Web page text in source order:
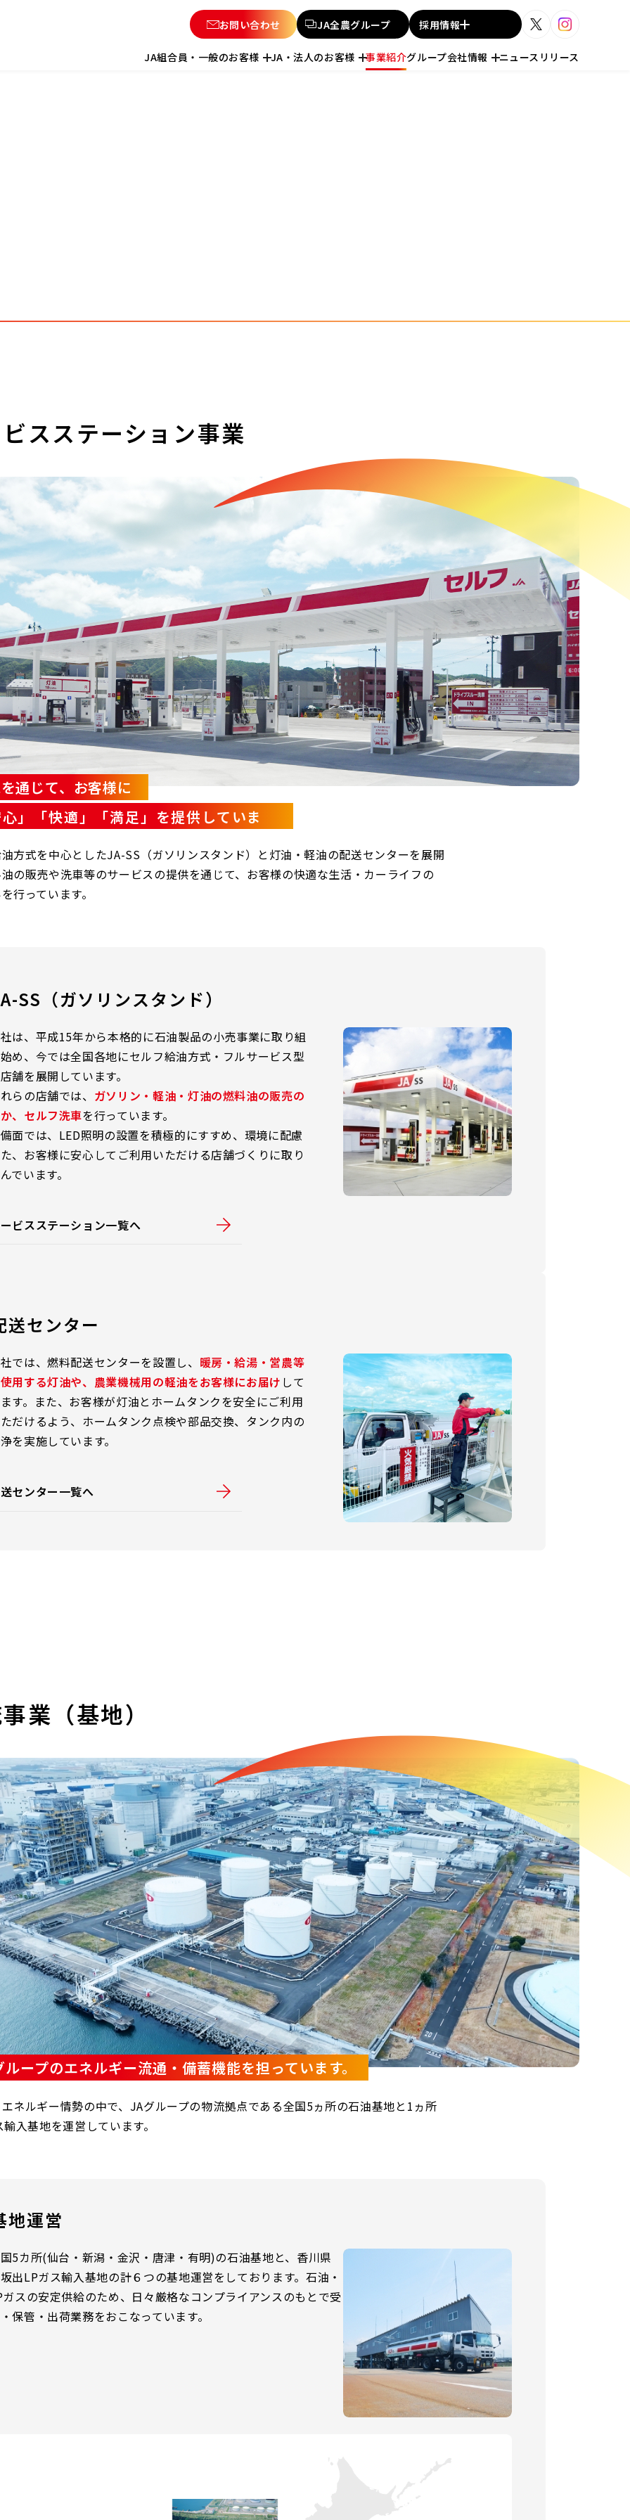
お問い合わせ JA全農グループ 採用情報
JA組合員・一般のお客様 JA・法人のお客様 事業紹介グループ会社情報 ニュースリリース
スステーション事業
通じて、お客様に
」「快適」「満足」を提供していま
方式を中心としたJA-SS（ガソリンスタンド）と灯油・軽油の配送センターを展開
の販売や洗車等のサービスの提供を通じて、お客様の快適な生活・カーライフの
行っています。
SS（ガソリンスタンド）
は、平成15年から本格的に石油製品の小売事業に取り組
め、今では全国各地にセルフ給油方式・フルサービス型
舗を展開しています。
らの店舗では、 ガソリン・軽油・灯油の燃料油の販売の
、セルフ洗車を行っています。
面では、LED照明の設置を積極的にすすめ、環境に配慮
、お客様に安心してご利用いただける店舗づくりに取り
でいます。
ビスステーション一覧へ
送センター
では、燃料配送センターを設置し、 暖房・給湯・営農等
用する灯油や、農業機械用の軽油をお客様にお届け して
す。また、お客様が灯油とホームタンクを安全にご利用
だけるよう、ホームタンク点検や部品交換、タンク内の
を実施しています。
センター一覧へ
業（基地）
ープのエネルギー流通・備蓄機能を担っています。
ネルギー情勢の中で、JAグループの物流拠点である全国5ヵ所の石油基地と1ヵ所
入基地を運営しています。
地運営
5カ所(仙台・新潟・金沢・唐津・有明)の石油基地と、香川県
出LPガス輸入基地の計６つの基地運営をしております。石油・
スの安定供給のため、日々厳格なコンプライアンスのもとで受
保管・出荷業務をおこなっています。